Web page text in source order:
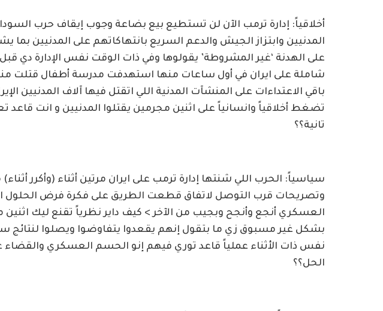
أخلاقياً: إدارة ترمب الآن لن تستطيع بيع بضاعة وجوب إيقاف حرب
المدنيين وابتزاز الجيش والدعم السريع بانتهاكاتهم على المدنيين
على الهدنة ‘غير المشروطة’ يقولوها وفي ذات الوقت نفس الإدارة
باقي الاعتداءات على المنشآت المدنية اللي اتقتل فيها آلاف المدنيين
تضغط أخلاقياً وانسانياً على اثنين مجرمين يقتلوا المدنيين و انت
تانية؟؟
سياسياً: الحرب اللي شنتها إدارة ترمب على ايران مرتين أثناء (وأكرر
وتصريحات قرب التوصل لاتفاق قطعت الطريق على فكرة فرض الحلول
العسكري أنجع وأنجح وبجيب من الآخر > كيف داير نظرياً تقنع ليك
بشكل غير مسبوق زي ما بتقول إنهم يقعدوا يتفاوضوا ويصلوا لنتائج
نفس ذات الأثناء عملياً قاعد توري فيهم إنو الحسم العسكري والقضاء
الحل؟؟